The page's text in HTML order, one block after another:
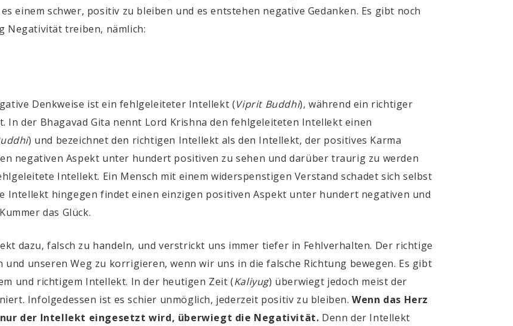
einem schwer, positiv zu bleiben und es entstehen negative Gedanken. Es gibt noch
Negativität treiben, nämlich:
Denkweise ist ein fehlgeleiteter Intellekt (Viprit Buddhi), während ein richtiger
In der Bhagavad Gita nennt Lord Krishna den fehlgeleiteten Intellekt einen
) und bezeichnet den richtigen Intellekt als den Intellekt, der positives Karma
negativen Aspekt unter hundert positiven zu sehen und darüber traurig zu werden
Intellekt. Ein Mensch mit einem widerspenstigen Verstand schadet sich selbst
Intellekt hingegen findet einen einzigen positiven Aspekt unter hundert negativen und
das Glück.
dazu, falsch zu handeln, und verstrickt uns immer tiefer in Fehlverhalten. Der richtige
unseren Weg zu korrigieren, wenn wir uns in die falsche Richtung bewegen. Es gibt
und richtigem Intellekt. In der heutigen Zeit(Kaliyug) überwiegt jedoch meist der
Infolgedessen ist es schier unmöglich, jederzeit positiv zu bleiben.Wenn das Herz
der Intellekt eingesetzt wird, überwiegt die Negativität. Denn der Intellekt